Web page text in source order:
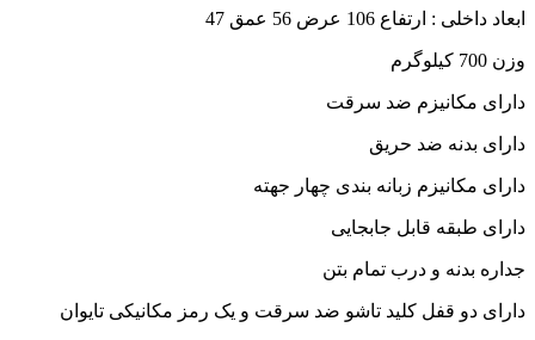
ابعاد داخلی : ارتفاع 106 عرض 56 عمق 47
وزن 700 کیلوگرم
دارای مکانیزم ضد سرقت
دارای بدنه ضد حریق
دارای مکانیزم زبانه بندی چهار جهته
دارای طبقه قابل جابجایی
جداره بدنه و درب تمام بتن
دارای دو قفل کلید تاشو ضد سرقت و یک رمز مکانیکی تایوان